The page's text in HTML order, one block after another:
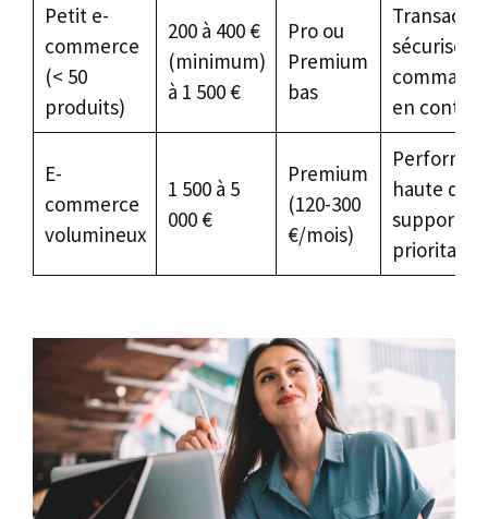
Petit e-
commerce
(< 50
produits)
200 à 400 €
(minimum)
à 1 500 €
Pro ou
Premium
bas
en continu
E-
commerce
volumineux
1 500 à 5
000 €
Premium
(120-300
€/mois)
haute
support
prioritaire